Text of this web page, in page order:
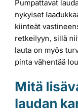
Pumpattavat
nykyiset
kiinteät
retkeilyyn, sillä
lauta on myös
pinta vähentää
Mitä
laudan